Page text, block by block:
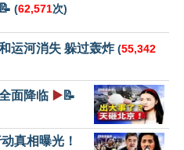
(62,571次)
运河消失 躲过轰炸(55,342
面降临 ▶️📝
真相曝光！